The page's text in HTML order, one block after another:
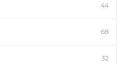
44
68
32